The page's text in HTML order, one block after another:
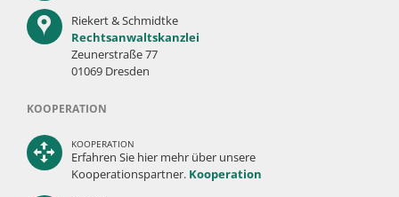
Riekert & Schmidtke
Rechtsanwaltskanzlei
Zeunerstraße 77
01069 Dresden
KOOPERATION
KOOPERATION
Erfahren Sie hier mehr über unsere
Kooperationspartner. Kooperation